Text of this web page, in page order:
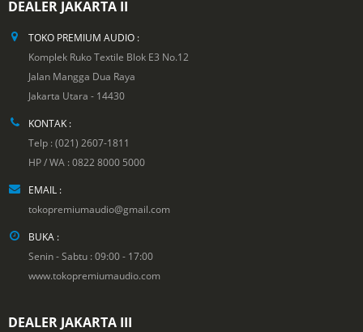
DEALER JAKARTA II
TOKO PREMIUM AUDIO :
Komplek Ruko Textile Blok E3 No.12
Jalan Mangga Dua Raya
Jakarta Utara - 14430
KONTAK :
Telp : (021) 2607-1811
HP / WA : 0822 8000 5000
EMAIL :
tokopremiumaudio@gmail.com
BUKA :
Senin - Sabtu : 09:00 - 17:00
www.tokopremiumaudio.com
DEALER JAKARTA III